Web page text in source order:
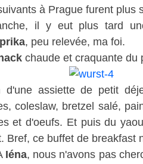
à Prague furent plus
il y eut plus tard
, peu relevée, ma foi.
chaude et craquante du
assiette de petit
coleslaw, bretzel salé,
et d'oeufs. Et puis du
Bref, ce buffet de breakfast
Iéna, nous n'avons pas